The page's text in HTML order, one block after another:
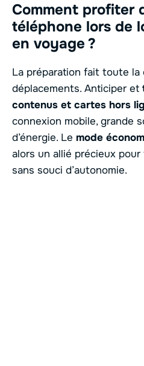
Comment profiter
téléphone lors de
en voyage ?
La préparation fait toute la
déplacements. Anticiper et
contenus et cartes hors
connexion mobile, grande
d’énergie. Le mode
alors un allié précieux
sans souci d’autonomie.